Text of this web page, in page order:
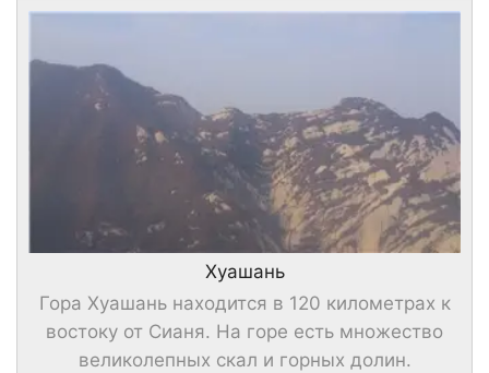
Хуашань
Гора Хуашань находится в 120 километрах к
востоку от Сианя. На горе есть множество
великолепных скал и горных долин.